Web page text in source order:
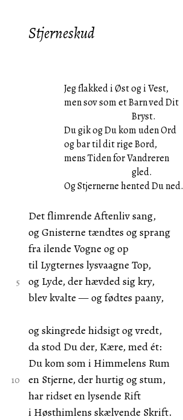
Stjerneskud
Jeg flakked i Øst og i Vest,
men sov som et Barn ved Dit
Bryst.
Du gik og Du kom uden Ord
og bar til dit rige Bord,
mens Tiden for Vandreren
gled.
Og Stjernerne hented Du ned.
Det flimrende Aftenliv sang,
og Gnisterne tændtes og sprang
fra ilende Vogne og op
til Lygternes lysvaagne Top,
og Lyde, der hævded sig kry,
blev kvalte — og fødtes paany,
og skingrede hidsigt og vredt,
da stod Du der, Kære, med ét:
Du kom som i Himmelens Rum
en Stjerne, der hurtig og stum,
har ridset en lysende Rift
i Høsthimlens skælvende Skrift.